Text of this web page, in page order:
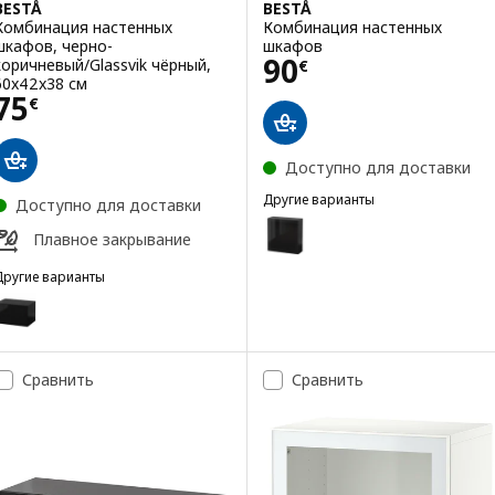
настенных
черно-
Glassvik чёрный,
см
€ 75€
Доступно для доставки
Плавное закрывание
варианты
BESTÅ, Комбинация настенных шкафов
BESTÅ, Комбинация настенных шкафов
BESTÅ, Комбинация настенных шкафов
BESTÅ, Комбинация настенных шкафов
BESTÅ
Комбинация настенных
шкафов
90€
Цена 90€
Доступно для доставки
Другие варианты
BESTÅ
Вариант: BESTÅ,
Вариант: BESTÅ, Комбинация
Сравнить Сравнить